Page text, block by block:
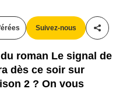
Suivez-nous
roman Le signal de
dès ce soir sur
2 ? On vous